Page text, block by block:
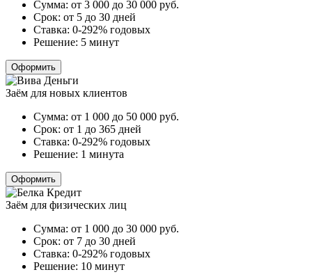
Сумма: от 3 000 до 30 000 руб.
Срок: от 5 до 30 дней
Ставка: 0-292% годовых
Решение: 5 минут
Оформить
Заём для новых клиентов
Сумма: от 1 000 до 50 000 руб.
Срок: от 1 до 365 дней
Ставка: 0-292% годовых
Решение: 1 минута
Оформить
Заём для физических лиц
Сумма: от 1 000 до 30 000 руб.
Срок: от 7 до 30 дней
Ставка: 0-292% годовых
Решение: 10 минут